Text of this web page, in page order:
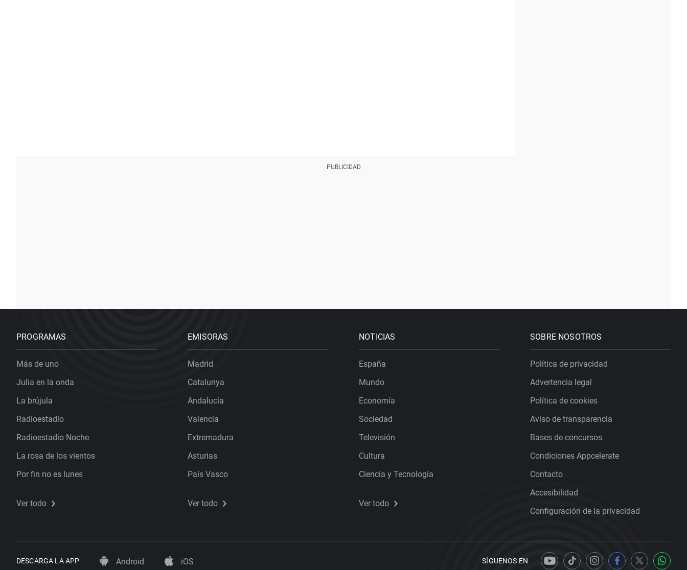
PROGRAMAS
Más de uno
Julia en la onda
La brújula
Radioestadio
Radioestadio Noche
La rosa de los vientos
Por fin no es lunes
Ver todo
EMISORAS
Madrid
Catalunya
Andalucía
Valencia
Extremadura
Asturias
País Vasco
Ver todo
NOTICIAS
España
Mundo
Economía
Sociedad
Televisión
Cultura
Ciencia y Tecnología
Ver todo
SOBRE NOSOTROS
Política de privacidad
Advertencia legal
Política de cookies
Aviso de transparencia
Bases de concursos
Condiciones Appcelerate
Contacto
Accesibilidad
Configuración de la privacidad
DESCARGA LA APP Android iOS SÍGUENOS EN